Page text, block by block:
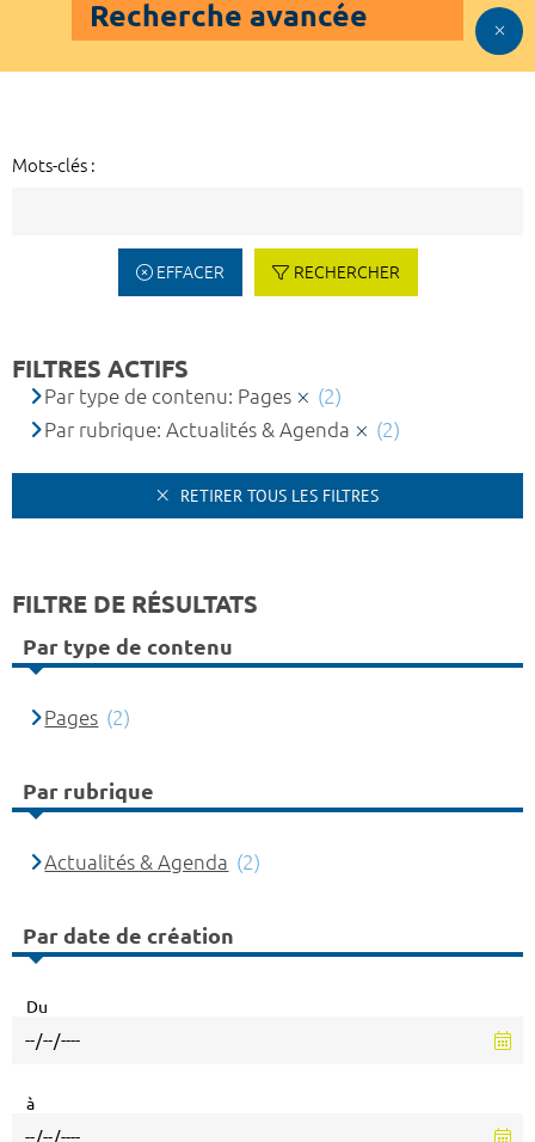
Recherche avancée
Mots-clés :
EFFACER RECHERCHER
FILTRES ACTIFS
Par type de contenu: Pages
(2)
Par rubrique: Actualités & Agenda
(2)
RETIRER TOUS LES FILTRES
FILTRE DE RÉSULTATS
Par type de contenu
Pages (2)
Par rubrique
Actualités & Agenda (2)
Par date de création
Du
à